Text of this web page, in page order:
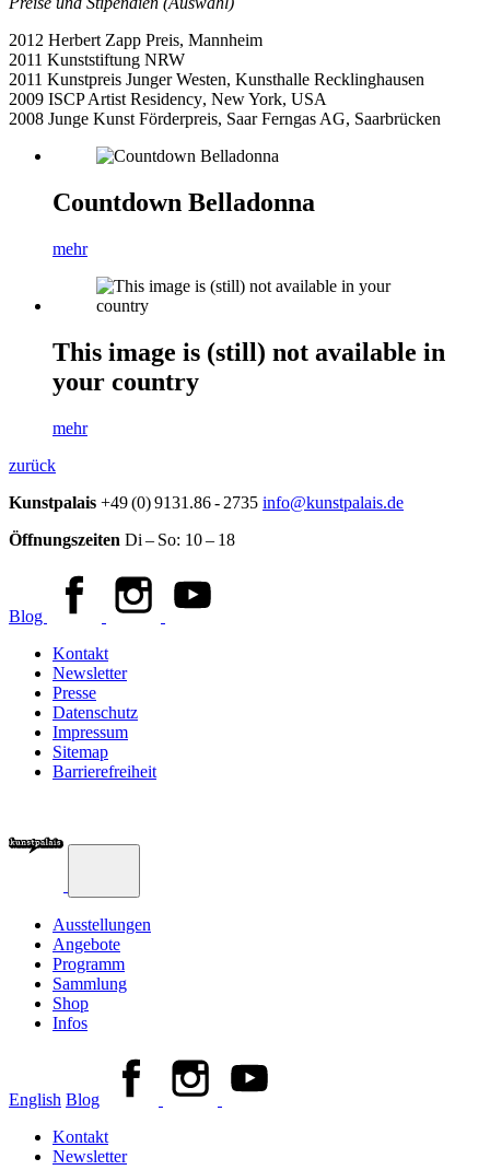
2012 Herbert Zapp Preis, Mannheim
2011 Kunststiftung NRW
2011 Kunstpreis Junger Westen, Kunsthalle Recklinghausen
2009 ISCP Artist Residency, New York, USA
2008 Junge Kunst Förderpreis, Saar Ferngas AG, Saarbrücken
Countdown Belladonna
mehr
This image is (still) not available in
your country
mehr
zurück
Kunstpalais +49 (0) 9131.86 - 2735 info@kunstpalais.de
Öffnungszeiten Di – So: 10 – 18
Blog
Kontakt
Newsletter
Presse
Datenschutz
Impressum
Sitemap
Barrierefreiheit
Ausstellungen
Angebote
Programm
Sammlung
Shop
Infos
English Blog
Kontakt
Newsletter